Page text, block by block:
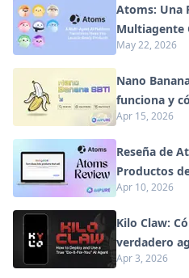
Atoms: Una
Multiagente
Productos
May 22, 2026
Nano
funciona y
Apr 15, 2026
Reseña de
Productos
Digital en
Apr 10, 2026
Kilo Claw:
verdadero
usted"
Apr 3, 2026